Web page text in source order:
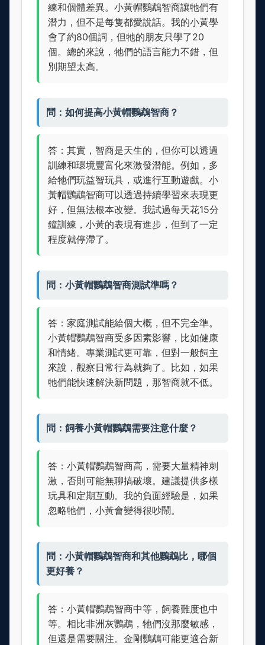
練和個體差異。小黃帽鸚鵡智商讓牠們有
潛力，但不是每隻都愛說話。我的小黃學
會了約80個詞，但牠的朋友只學了20
個。總的來說，牠們的語言能力不錯，但
別期望太高。
問：如何提高小黃帽鸚鵡智商？
答：其實，智商是天生的，但你可以透過
訓練和環境豐富化來激發潛能。例如，多
給牠們玩益智玩具，或進行互動遊戲。小
黃帽鸚鵡智商可以透過持續學習來表現更
好，但無法根本改變。我試過每天花15分
鐘訓練，小黃的表現有進步，但到了一定
程度就停滯了。
問：小黃帽鸚鵡智商測試準嗎？
答：家庭測試能給個大概，但不完全準。
小黃帽鸚鵡智商受多因素影響，比如健康
和情緒。專業測試更可靠，但對一般飼主
來說，觀察日常行為就夠了。比如，如果
牠們能快速解決新問題，那智商就不低。
問：飼養小黃帽鸚鵡需要注意什麼？
答：小黃帽鸚鵡智商高，需要大量精神刺
激，否則可能無聊搞破壞。建議提供多樣
玩具和定期互動。我的負面經驗是，如果
忽略牠們，小黃會變得很吵鬧。
問：小黃帽鸚鵡智商和其他鸚鵡比，哪個
更好養？
答：小黃帽鸚鵡智商中等，飼養難度也中
等。相比非洲灰鸚鵡，牠們沒那麼敏感，
但還是需要關注。金剛鸚鵡可能更適合新